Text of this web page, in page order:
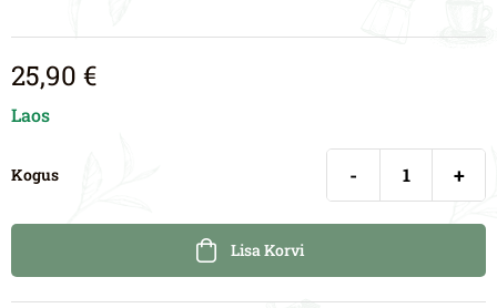
25,90 €
Laos
Kogus - +
Lisa Korvi